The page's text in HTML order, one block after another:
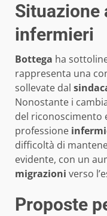
Situazione
infermieri
Bottega ha
rappresenta una
sollevate dal
Nonostante i
del riconoscimento
professione
difficoltà di
evidente, con un
migrazioni verso
Proposte